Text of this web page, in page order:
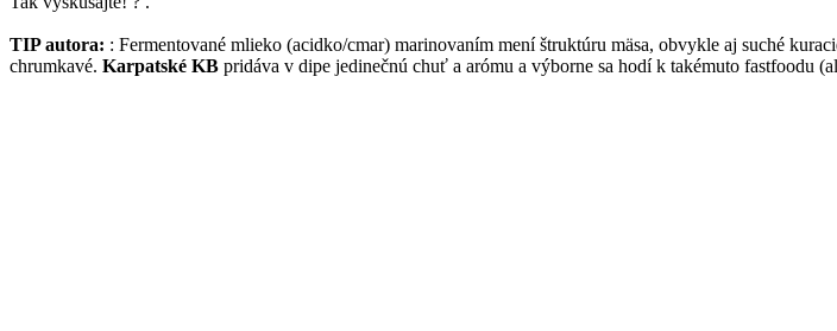
TIP autora: : Fermentované mlieko (acidko/cmar) marinovaním mení štruktúru mäsa, obvykle aj suché
chrumkavé. Karpatské KB pridáva v dipe jedinečnú chuť a arómu a výborne sa hodí k takémuto fastfoodu